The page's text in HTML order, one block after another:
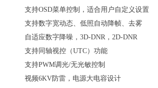
支持OSD菜单控制，适合用户自定义设置
支持数字宽动态、低照自动降帧、去雾
自适应数字降噪，3D-DNR，2D-DNR
支持同轴视控（UTC）功能
支持PWM调光/无光敏控制
视频6KV防雷，电源大电容设计